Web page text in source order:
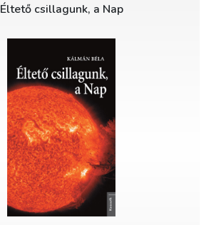
Éltető csillagunk, a Nap